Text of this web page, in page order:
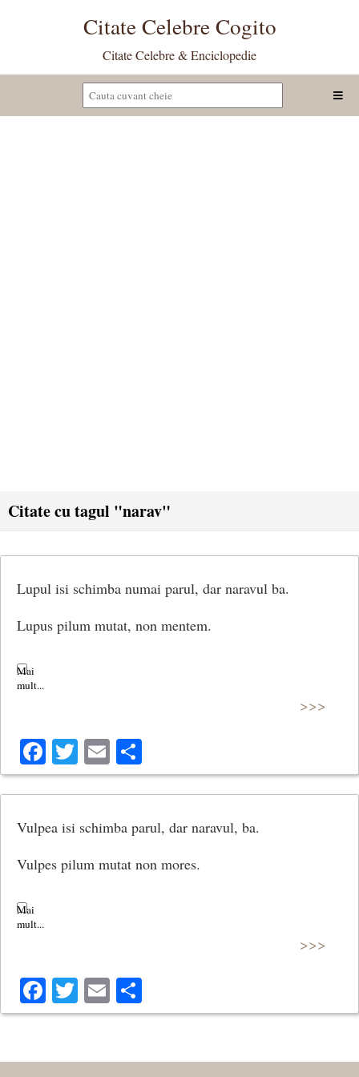
Citate Celebre Cogito
Citate Celebre & Enciclopedie
Citate cu tagul "narav"
Lupul isi schimba numai parul, dar naravul ba.
Lupus pilum mutat, non mentem.
>>>
Facebook
Twitter
Email
Vulpea isi schimba parul, dar naravul, ba.
Vulpes pilum mutat non mores.
>>>
Facebook
Twitter
Email